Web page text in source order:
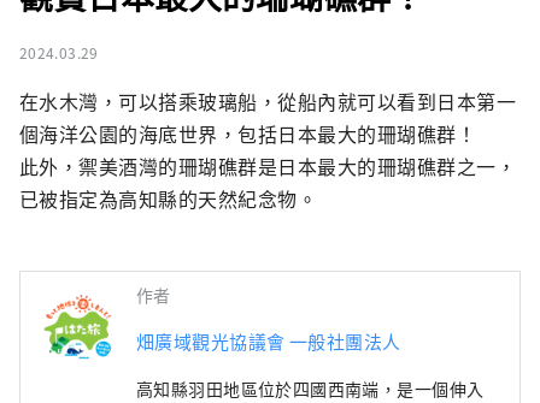
2024.03.29
在水木灣，可以搭乘玻璃船，從船內就可以看到日本第一
個海洋公園的海底世界，包括日本最大的珊瑚礁群！
此外，禦美酒灣的珊瑚礁群是日本最大的珊瑚礁群之一，
已被指定為高知縣的天然紀念物。
作者
畑廣域觀光協議會 一般社團法人
高知縣羽田地區位於四國西南端，是一個伸入